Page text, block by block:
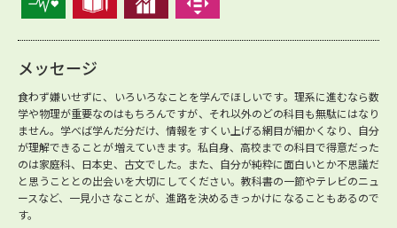
メッセージ
食わず嫌いせずに、いろいろなことを学んでほしいです。理系に進むなら数
学や物理が重要なのはもちろんですが、それ以外のどの科目も無駄にはなり
ません。学べば学んだ分だけ、情報をすくい上げる網目が細かくなり、自分
が理解できることが増えていきます。私自身、高校までの科目で得意だった
のは家庭科、日本史、古文でした。また、自分が純粋に面白いとか不思議だ
と思うこととの出会いを大切にしてください。教科書の一節やテレビのニュ
ースなど、一見小さなことが、進路を決めるきっかけになることもあるので
す。